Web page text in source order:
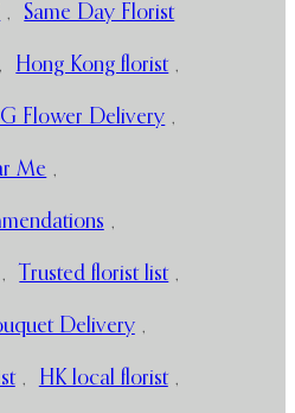
, Same Day Florist
, Hong Kong florist ,
Flower Delivery ,
Me ,
,
, Trusted florist list ,
Delivery ,
, HK local florist ,